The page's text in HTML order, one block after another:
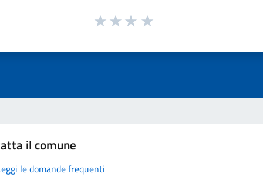
il comune
le domande frequenti